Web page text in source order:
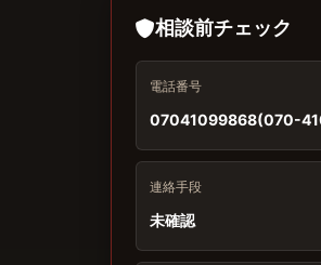
相談前チェック
電話番号
07041099868(070-
連絡手段
未確認